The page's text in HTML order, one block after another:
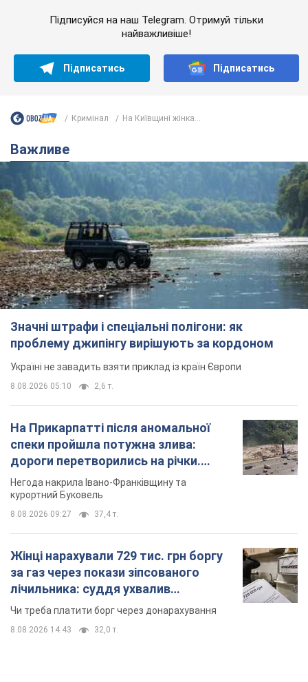
Підписуйся на наш Telegram. Отримуй тільки
найважливіше!
Підписатись Підписатись
Кримінал На Київщині жінка...
Важливе
Значні штрафи і спеціальні полігони: як
проблему джипінгу вирішують за кордоном
Україні не завадить взяти приклад із країн Європи
8.08.2026 05:10 2,6 т.
На Прикарпатті після аномальної
спеки пройшла потужна злива:
дороги перетворились на річки.
Відео
Негода накрила Івано-Франківщину та
курортний Буковель
8.08.2026 09:27 37,4 т.
Жінці нарахували 729 тис. грн боргу
за газ через покази зіпсованого
лічильника: суддя ухвалив
неочікуване рішення
Чи треба платити борг через донарахування
8.08.2026 14:43 32,0 т.